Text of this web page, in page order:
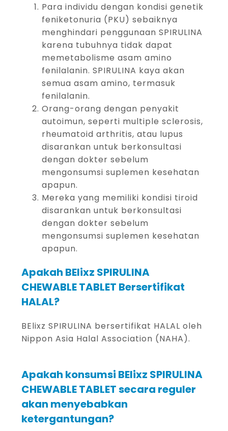
Para individu dengan kondisi genetik
feniketonuria (PKU) sebaiknya
menghindari penggunaan SPIRULINA
karena tubuhnya tidak dapat
memetabolisme asam amino
fenilalanin. SPIRULINA kaya akan
semua asam amino, termasuk
fenilalanin.
Orang-orang dengan penyakit
autoimun, seperti multiple sclerosis,
rheumatoid arthritis, atau lupus
disarankan untuk berkonsultasi
dengan dokter sebelum
mengonsumsi suplemen kesehatan
apapun.
Mereka yang memiliki kondisi tiroid
disarankan untuk berkonsultasi
dengan dokter sebelum
mengonsumsi suplemen kesehatan
apapun.
Apakah BElixz SPIRULINA
CHEWABLE TABLET Bersertifikat
HALAL?
BElixz SPIRULINA bersertifikat HALAL oleh
Nippon Asia Halal Association (NAHA).
Apakah konsumsi BElixz SPIRULINA
CHEWABLE TABLET secara reguler
akan menyebabkan
ketergantungan?